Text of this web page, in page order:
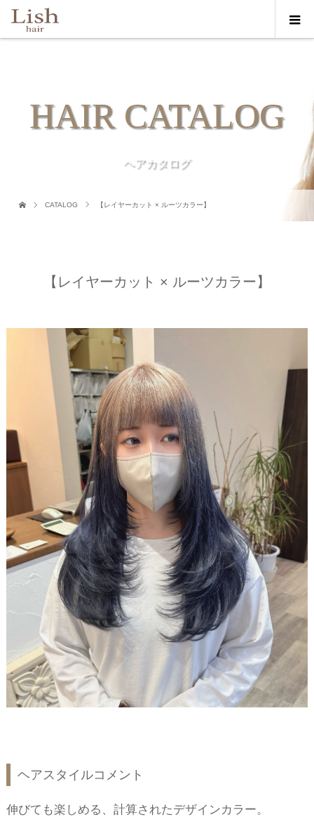
HAIR CATALOG
ヘアカタログ
CATALOG 【レイヤーカット × ルーツカラー】
【レイヤーカット × ルーツカラー】
ヘアスタイルコメント
伸びても楽しめる、計算されたデザインカラー。